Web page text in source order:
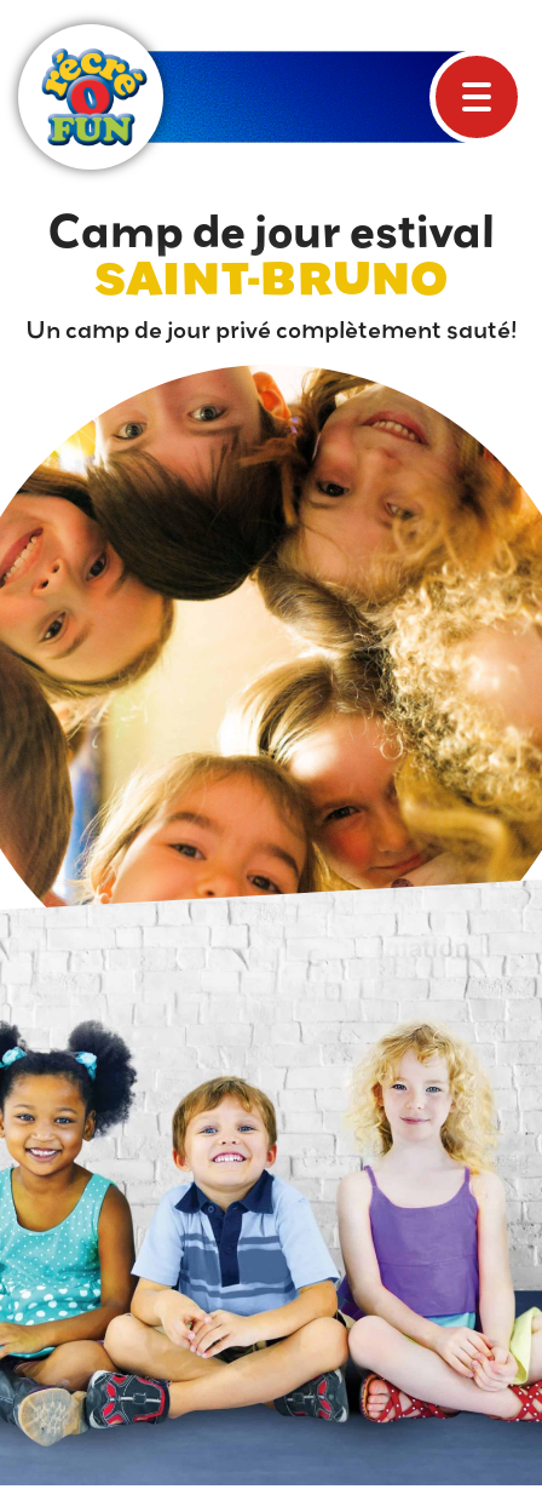
Camp de jour estival
SAINT-BRUNO
Un camp de jour privé complètement sauté!